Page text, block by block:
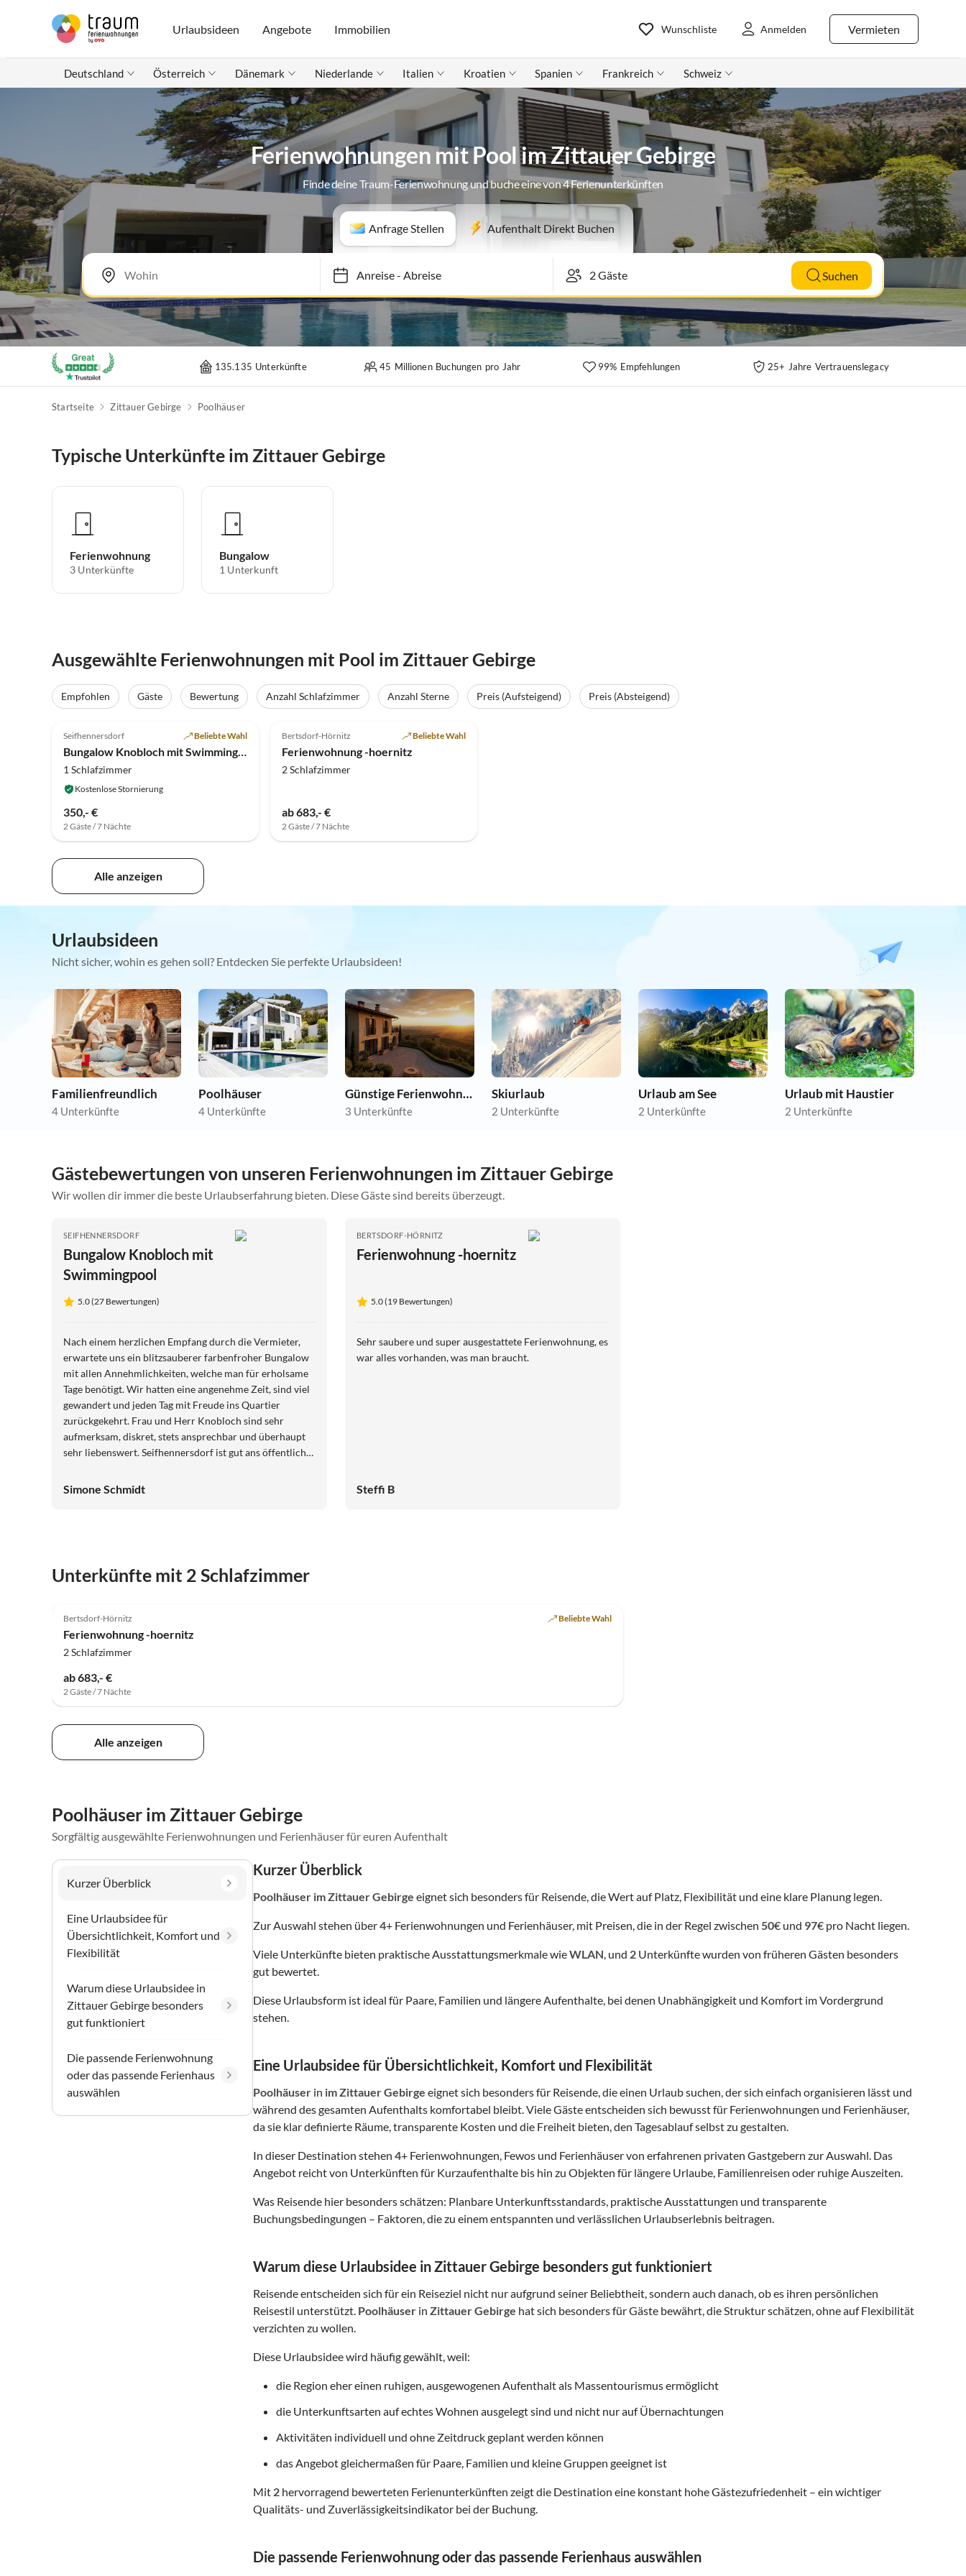
Urlaubsideen Angebote Immobilien Vermieten
Wunschliste Anmelden
Deutschland Österreich Dänemark Niederlande Italien Kroatien Spanien Frankreich Schweiz
Ferienwohnungen mit Pool im Zittauer Gebirge
Finde deine Traum-Ferienwohnung und buche eine von 4 Ferienunterkünften
Anfrage Stellen Aufenthalt Direkt Buchen
Anreise-Abreise Suchen
135.135 Unterkünfte 45 Millionen Buchungen pro Jahr 99% Empfehlungen 25+ Jahre Vertrauenslegacy
Startseite Zittauer Gebirge Poolhäuser
Typische Unterkünfte im Zittauer Gebirge
Ferienwohnung
3 Unterkünfte
Bungalow
1 Unterkunft
Ausgewählte Ferienwohnungen mit Pool im Zittauer Gebirge
Empfohlen Gäste Bewertung Anzahl Schlafzimmer Anzahl Sterne Preis (Aufsteigend)
Preis (Absteigend)
Seifhennersdorf Beliebte Wahl
Bungalow Knobloch mit Swimmingpool
1 Schlafzimmer
Kostenlose Stornierung
350,- €
2 Gäste / 7 Nächte
Bertsdorf-Hörnitz Beliebte Wahl
Ferienwohnung -hoernitz
2 Schlafzimmer
ab 683,- €
2 Gäste / 7 Nächte
Alle anzeigen
Urlaubsideen
Nicht sicher, wohin es gehen soll? Entdecken Sie perfekte Urlaubsideen!
Familienfreundlich
4 Unterkünfte
Poolhäuser
4 Unterkünfte
Günstige Ferienwohnungen
3 Unterkünfte
Skiurlaub
2 Unterkünfte
Urlaub am See
2 Unterkünfte
Urlaub mit Haustier
2 Unterkünfte
Gästebewertungen von unseren Ferienwohnungen im Zittauer Gebirge
Wir wollen dir immer die beste Urlaubserfahrung bieten. Diese Gäste sind bereits überzeugt.
SEIFHENNERSDORF
Bungalow Knobloch mit
Swimmingpool
5.0 (27 Bewertungen)
Nach einem herzlichen Empfang durch die Vermieter,
erwartete uns ein blitzsauberer farbenfroher Bungalow
mit allen Annehmlichkeiten, welche man für erholsame
Tage benötigt. Wir hatten eine angenehme Zeit, sind viel
gewandert und jeden Tag mit Freude ins Quartier
zurückgekehrt. Frau und Herr Knobloch sind sehr
aufmerksam, diskret, stets ansprechbar und überhaupt
sehr liebenswert. Seifhennersdorf ist gut ans öffentliche
Schön war's! Vielen Dank von den Schmidt's aus
Simone Schmidt
BERTSDORF-HÖRNITZ
Ferienwohnung -hoernitz
5.0 (19 Bewertungen)
Sehr saubere und super ausgestattete Ferienwohnung, es
war alles vorhanden, was man braucht.
Steffi B
Unterkünfte mit 2 Schlafzimmer
Bertsdorf-Hörnitz Beliebte Wahl
Ferienwohnung -hoernitz
2 Schlafzimmer
ab 683,- €
2 Gäste / 7 Nächte
Alle anzeigen
Poolhäuser im Zittauer Gebirge
Sorgfältig ausgewählte Ferienwohnungen und Ferienhäuser für euren Aufenthalt
Kurzer Überblick
Eine Urlaubsidee für
Übersichtlichkeit, Komfort und
Flexibilität
Warum diese Urlaubsidee in
Zittauer Gebirge besonders
gut funktioniert
Die passende Ferienwohnung
oder das passende Ferienhaus
auswählen
Kurzer Überblick
Poolhäuser im Zittauer Gebirge eignet sich besonders für Reisende, die Wert auf Platz, Flexibilität und eine klare Planung legen.
Zur Auswahl stehen über4+ Ferienwohnungen und Ferienhäuser, mit Preisen, die in der Regel zwischen 50€ und 97€ pro Nacht liegen.
Viele Unterkünfte bieten praktische Ausstattungsmerkmale wieWLAN, und 2 Unterkünfte wurden von früheren Gästen besonders
gut bewertet.
Diese Urlaubsform ist ideal für Paare, Familien und längere Aufenthalte, bei denen Unabhängigkeit und Komfort im Vordergrund
stehen.
Eine Urlaubsidee für Übersichtlichkeit, Komfort und Flexibilität
Poolhäuser in im Zittauer Gebirge eignet sich besonders für Reisende, die einen Urlaub suchen, der sich einfach organisieren lässt und
während des gesamten Aufenthalts komfortabel bleibt. Viele Gäste entscheiden sich bewusst für Ferienwohnungen und Ferienhäuser,
da sie klar definierte Räume, transparente Kosten und die Freiheit bieten, den Tagesablauf selbst zu gestalten.
In dieser Destination stehen 4+ Ferienwohnungen, Fewos und Ferienhäuser von erfahrenen privaten Gastgebern zur Auswahl. Das
Angebot reicht von Unterkünften für Kurzaufenthalte bis hin zu Objekten für längere Urlaube, Familienreisen oder ruhige Auszeiten.
Was Reisende hier besonders schätzen: Planbare Unterkunftsstandards, praktische Ausstattungen und transparente
Buchungsbedingungen – Faktoren, die zu einem entspannten und verlässlichen Urlaubserlebnis beitragen.
Warum diese Urlaubsidee in Zittauer Gebirge besonders gut funktioniert
Reisende entscheiden sich für ein Reiseziel nicht nur aufgrund seiner Beliebtheit, sondern auch danach, ob es ihren persönlichen
Reisestil unterstützt. Poolhäuser in Zittauer Gebirge hat sich besonders für Gäste bewährt, die Struktur schätzen, ohne auf Flexibilität
verzichten zu wollen.
Diese Urlaubsidee wird häufig gewählt, weil:
die Region eher einen ruhigen, ausgewogenen Aufenthalt als Massentourismus ermöglicht
die Unterkunftsarten auf echtes Wohnen ausgelegt sind und nicht nur auf Übernachtungen
Aktivitäten individuell und ohne Zeitdruck geplant werden können
das Angebot gleichermaßen für Paare, Familien und kleine Gruppen geeignet ist
Mit 2 hervorragend bewerteten Ferienunterkünften zeigt die Destination eine konstant hohe Gästezufriedenheit – ein wichtiger
Qualitäts- und Zuverlässigkeitsindikator bei der Buchung.
Die passende Ferienwohnung oder das passende Ferienhaus auswählen